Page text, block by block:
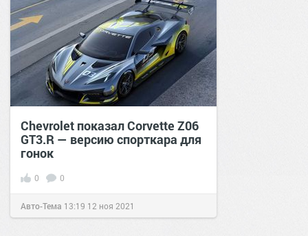
Chevrolet показал Corvette Z06
GT3.R — версию спорткара для
гонок
0 0
Авто-Тема 13:19 12 ноя 2021